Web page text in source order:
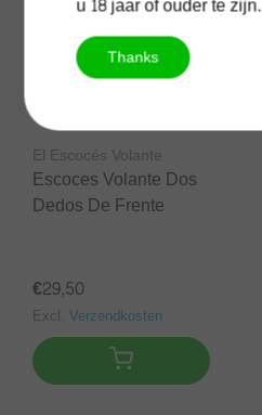
El Escocés Volante
Escoces Volante Dos
Dedos De Frente
€29,50
Excl. Verzendkosten
Thanks